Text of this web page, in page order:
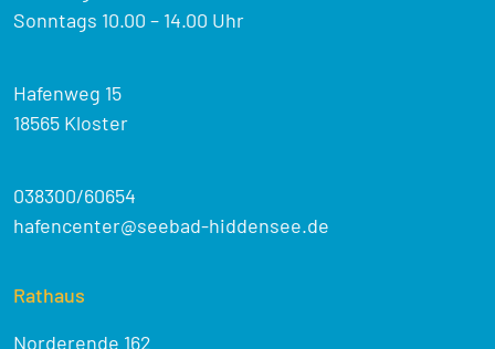
Sonntags 10.00 – 14.00 Uhr
Hafenweg 15
18565 Kloster
038300/60654
hafencenter@seebad-hiddensee.de
Rathaus
Norderende 162